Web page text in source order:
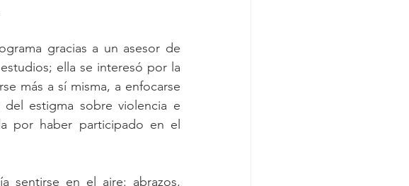
gracias a un asesor de
ella se interesó por la
más a sí misma, a enfocarse
estigma sobre violencia e
por haber participado en el
sentirse en el aire: abrazos,